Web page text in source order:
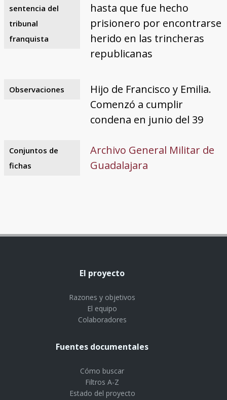
sentencia del
tribunal
franquista
hasta que fue hecho
prisionero por encontrarse
herido en las trincheras
republicanas
Observaciones
Hijo de Francisco y Emilia.
Comenzó a cumplir
condena en junio del 39
Conjuntos de
fichas
Archivo General Militar de
Guadalajara
El proyecto
Razones y objetivos
El equipo
Colaboradores
Fuentes documentales
Cómo buscar
Filtros A-Z
Estado del proyecto